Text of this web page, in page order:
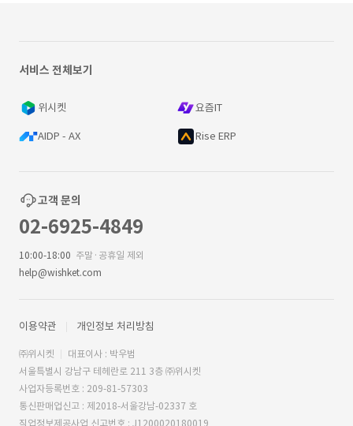
서비스 전체보기
위시켓 요즘IT
AIDP - AX Rise ERP
고객 문의
02-6925-4849
10:00-18:00 주말·공휴일 제외
help@wishket.com
이용약관 개인정보 처리방침
㈜위시켓
대표이사 : 박우범
서울특별시 강남구 테헤란로 211 3층 ㈜위시켓
사업자등록번호 : 209-81-57303
통신판매업신고 : 제2018-서울강남-02337 호
직업정보제공사업 신고번호 : J1200020180019